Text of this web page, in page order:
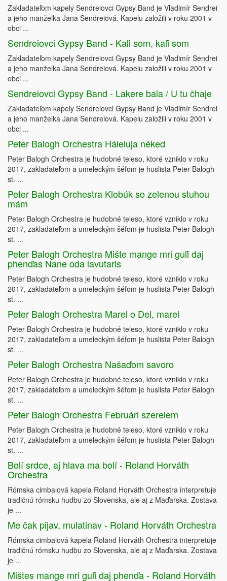
Zakladateľom kapely Sendreiovci Gypsy Band je Vladimír Sendrei
a jeho manželka Jana Sendreiová. Kapelu založili v roku 2001 v
obci ...
Sendreiovci Gypsy Band - Kaľi som, kaľi som
Zakladateľom kapely Sendreiovci Gypsy Band je Vladimír Sendrei
a jeho manželka Jana Sendreiová. Kapelu založili v roku 2001 v
obci ...
Sendreiovci Gypsy Band - Lakere bala / U tu čhaje
Zakladateľom kapely Sendreiovci Gypsy Band je Vladimír Sendrei
a jeho manželka Jana Sendreiová. Kapelu založili v roku 2001 v
obci ...
Peter Balogh Orchestra Háleluja néked
Peter Balogh Orchestra je hudobné teleso, ktoré vzniklo v roku
2017, zakladateľom a umeleckým šéfom je huslista Peter Balogh
st. ...
Peter Balogh Orchestra Klobúk so zelenou stuhou
mám
Peter Balogh Orchestra je hudobné teleso, ktoré vzniklo v roku
2017, zakladateľom a umeleckým šéfom je huslista Peter Balogh
st. ...
Peter Balogh Orchestra Mište mange mri guľi daj
phenďas Nane oda lavutaris
Peter Balogh Orchestra je hudobné teleso, ktoré vzniklo v roku
2017, zakladateľom a umeleckým šéfom je huslista Peter Balogh
st. ...
Peter Balogh Orchestra Marel o Del, marel
Peter Balogh Orchestra je hudobné teleso, ktoré vzniklo v roku
2017, zakladateľom a umeleckým šéfom je huslista Peter Balogh
st. ...
Peter Balogh Orchestra Našaďom savoro
Peter Balogh Orchestra je hudobné teleso, ktoré vzniklo v roku
2017, zakladateľom a umeleckým šéfom je huslista Peter Balogh
st. ...
Peter Balogh Orchestra Februári szerelem
Peter Balogh Orchestra je hudobné teleso, ktoré vzniklo v roku
2017, zakladateľom a umeleckým šéfom je huslista Peter Balogh
st. ...
Bolí srdce, aj hlava ma bolí - Roland Horváth
Orchestra
Rómska cimbalová kapela Roland Horváth Orchestra interpretuje
tradičnú rómsku hudbu zo Slovenska, ale aj z Maďarska. Zostava
je ...
Me čak pijav, mulatinav - Roland Horváth Orchestra
Rómska cimbalová kapela Roland Horváth Orchestra interpretuje
tradičnú rómsku hudbu zo Slovenska, ale aj z Maďarska. Zostava
je ...
Mištes mange mri guľi daj phenďa - Roland Horváth